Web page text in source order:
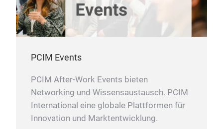
PCIM Events
PCIM After-Work Events bieten
Networking und Wissensaustausch. PCIM
International eine globale Plattformen für
Innovation und Marktentwicklung.